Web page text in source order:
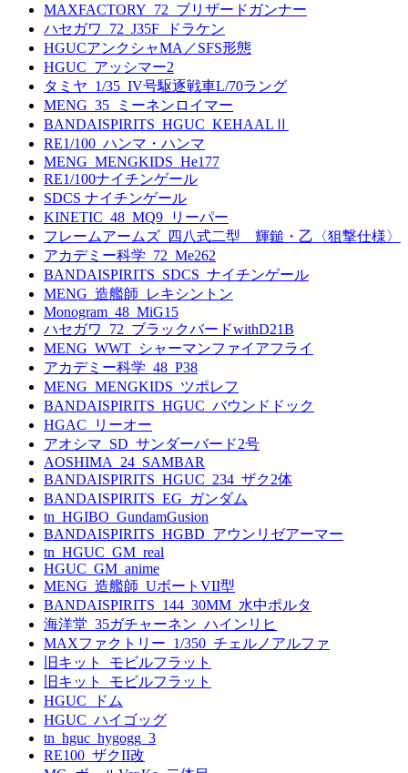
MAXFACTORY_72_ブリザードガンナー
ハセガワ_72_J35F_ドラケン
HGUCアンクシャMA／SFS形態
HGUC_アッシマー2
タミヤ_1/35_IV号駆逐戦車L/70ラング
MENG_35_ミーネンロイマー
BANDAISPIRITS_HGUC_KEHAALⅡ
RE1/100_ハンマ・ハンマ
MENG_MENGKIDS_He177
RE1/100ナイチンゲール
SDCS ナイチンゲール
KINETIC_48_MQ9_リーパー
フレームアームズ_四八式二型 輝鎚・乙〈狙撃仕様〉
アカデミー科学_72_Me262
BANDAISPIRITS_SDCS_ナイチンゲール
MENG_造艦師_レキシントン
Monogram_48_MiG15
ハセガワ_72_ブラックバードwithD21B
MENG_WWT_シャーマンファイアフライ
アカデミー科学_48_P38
MENG_MENGKIDS_ツポレフ
BANDAISPIRITS_HGUC_バウンドドック
HGAC_リーオー
アオシマ_SD_サンダーバード2号
AOSHIMA_24_SAMBAR
BANDAISPIRITS_HGUC_234_ザク2体
BANDAISPIRITS_EG_ガンダム
tn_HGIBO_GundamGusion
BANDAISPIRITS_HGBD_アウンリゼアーマー
tn_HGUC_GM_real
HGUC_GM_anime
MENG_造艦師_UボートVII型
BANDAISPIRITS_144_30MM_水中ポルタ
海洋堂_35ガチャーネン_ハインリヒ
MAXファクトリー_1/350_チェルノアルファ
旧キット_モビルフラット
旧キット_モビルフラット
HGUC_ドム
HGUC_ハイゴッグ
tn_hguc_hygogg_3
RE100_ザクII改